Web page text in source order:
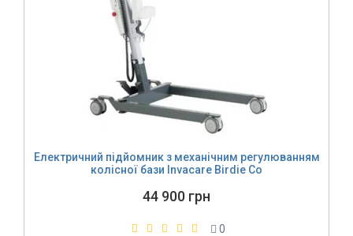
Електричний підйомник з механічним регулюванням
колісної бази Invacare Birdie Co
44 900 грн
0